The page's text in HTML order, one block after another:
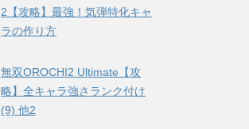
2【攻略】最強！気弾特化キャ
ラの作り方
無双OROCHI2 Ultimate【攻
略】全キャラ強さランク付け
(9) 他2